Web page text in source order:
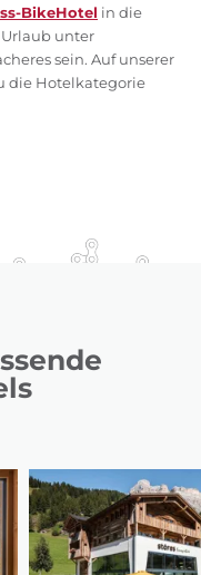
BikeHotel in die
unter
sein. Auf unserer
die Hotelkategorie